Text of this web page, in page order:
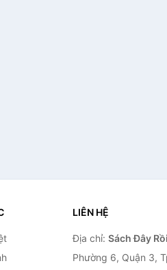
LIÊN HỆ
Địa chỉ: Sách Đây
Phường 6, Quận 3,